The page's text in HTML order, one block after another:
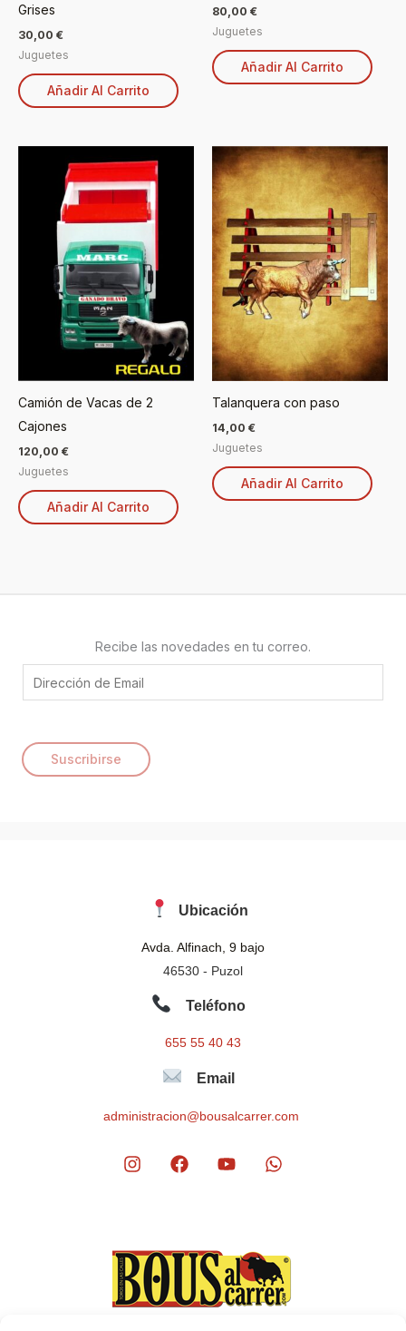
Grises
30,00 €
Juguetes
Añadir Al Carrito
80,00 €
Juguetes
Añadir Al Carrito
Camión de Vacas de 2
Cajones
120,00 €
Juguetes
Añadir Al Carrito
Talanquera con paso
14,00 €
Juguetes
Añadir Al Carrito
Recibe las novedades en tu correo.
m
l
Suscribirse
Ubicación
Avda. Alfinach, 9 bajo
46530 - Puzol
Teléfono
655 55 40 43
Email
administracion@bousalcarrer.com